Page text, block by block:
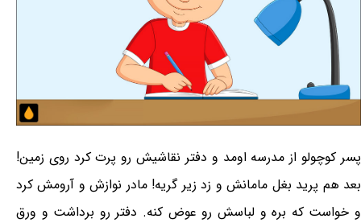
پسر کوچولو از مدرسه اومد و دفتر نقاشیش رو پرت کرد روی زمین!
بعد هم پرید بغل مامانش و زد زیر گریه! مادر نوازش و آرومش کرد
و خواست که بره و لباسش رو عوض کنه. دفتر رو برداشت و ورق